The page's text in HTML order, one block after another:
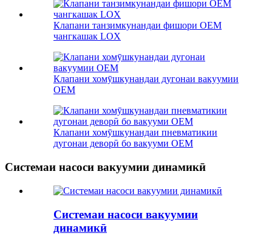
Клапани танзимкунандаи фишори OEM
чангкашак LOX
Клапани хомӯшкунандаи дугонаи вакуумии
OEM
Клапани хомӯшкунандаи пневматикии
дугонаи деворӣ бо вакууми OEM
Системаи насоси вакуумии динамикӣ
Системаи насоси вакуумии
динамикӣ